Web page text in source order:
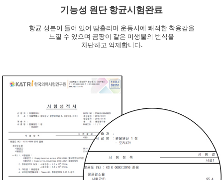
기능성 원단 항균시험완료
항균 성분이 들어 있어 땀흘리며 운동시에 쾌적한 착용감을
느낄 수 있으며 곰팡이 같은 미생물의 번식을
차단하고 억제합니다.